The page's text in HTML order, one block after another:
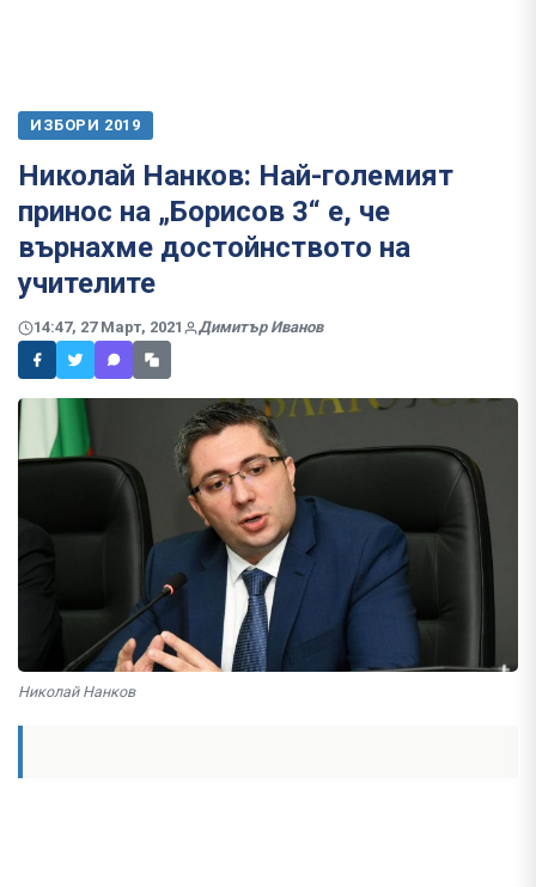
ИЗБОРИ 2019
Николай Нанков: Най-големият
принос на „Борисов 3“ е, че
върнахме достойнството на
учителите
14:47, 27 Март, 2021 Димитър Иванов
Николай Нанков